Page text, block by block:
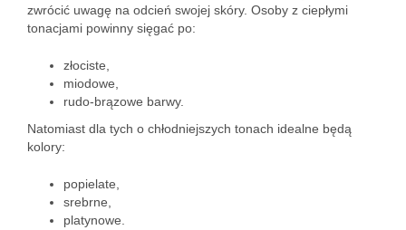
zwrócić uwagę na odcień swojej skóry. Osoby z ciepłymi
tonacjami powinny sięgać po:
złociste,
miodowe,
rudo-brązowe barwy.
Natomiast dla tych o chłodniejszych tonach idealne będą
kolory:
popielate,
srebrne,
platynowe.